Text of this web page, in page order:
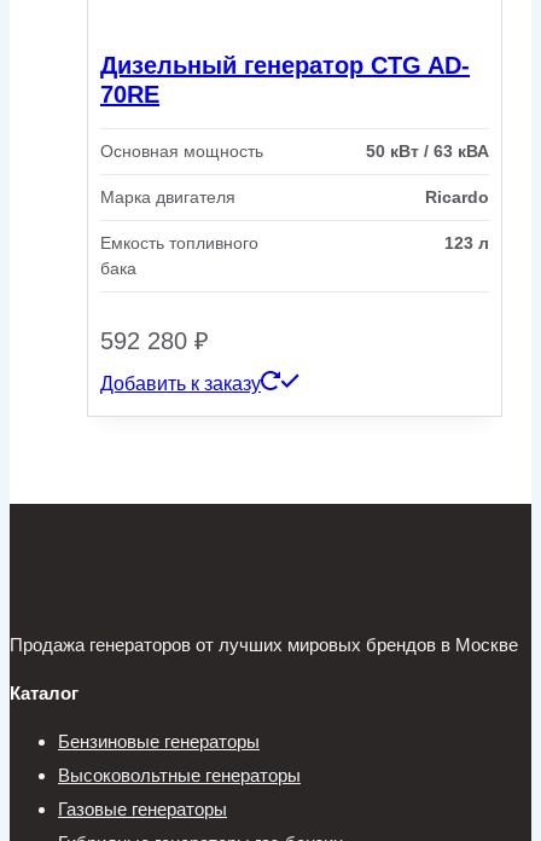
Дизельный генератор CTG AD-
70RE
Основная мощность 50 кВт / 63 кВА
Марка двигателя Ricardo
Емкость топливного
бака
123 л
592 280 ₽
Добавить к заказу
Продажа генераторов от лучших мировых брендов в Москве
Каталог
Бензиновые генераторы
Высоковольтные генераторы
Газовые генераторы